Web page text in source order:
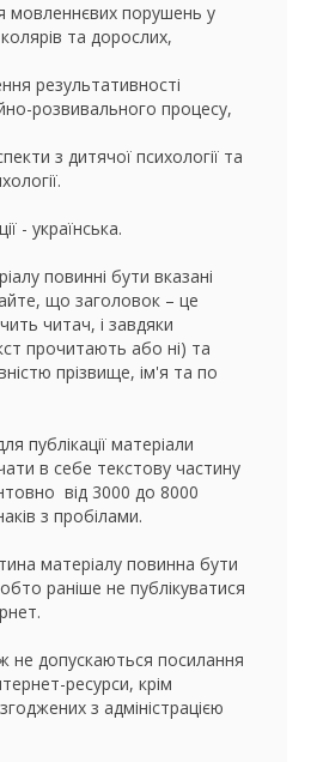
мовленнєвих порушень у
та дорослих,
результативності
розвивального процесу,
з дитячої психології та
- українська.
повинні бути вказані
що заголовок – це
читач, і завдяки
прочитають або ні) та
прізвище, ім'я та по
публікації матеріали
в себе текстову частину
від 3000 до 8000
з пробілами.
матеріалу повинна бути
раніше не публікуватися
не допускаються посилання
ресурси, крім
з адміністрацією